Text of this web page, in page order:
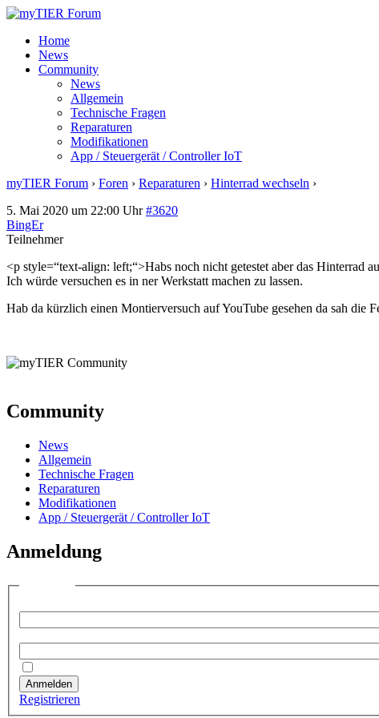
Home
News
Community
News
Allgemein
Technische Fragen
Reparaturen
Modifikationen
App / Steuergerät / Controller IoT
myTIER Forum › Foren › Reparaturen › Hinterrad wechseln ›
5. Mai 2020 um 22:00 Uhr #3620
BingEr
Teilnehmer
<p style=“text-align: left;“>Habs noch nicht getestet aber das Hinterrad
Ich würde versuchen es in ner Werkstatt machen zu lassen.
Hab da kürzlich einen Montierversuch auf YouTube gesehen da sah die
Community
News
Allgemein
Technische Fragen
Reparaturen
Modifikationen
App / Steuergerät / Controller IoT
Anmeldung
Anmelden
Registrieren